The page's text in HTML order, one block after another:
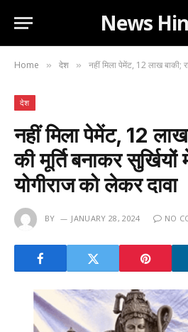
News
Home » देश » नहीं मिला पेमेंट, 12 लाख बाकी; रामलला की
देश
नहीं मिला पेमेंट, 12
की मूर्ति बनाकर
योगीराज को लेकर दावा
BY JANUARY 28, 2024 NO